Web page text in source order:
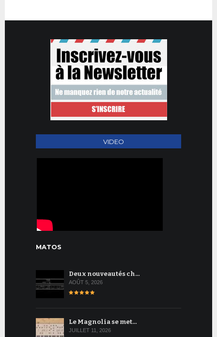
VIDEO
MATOS
Deux nouveautés ch…
AOÛT 5, 2026
Le Magnolia se met…
JUILLET 11, 2026